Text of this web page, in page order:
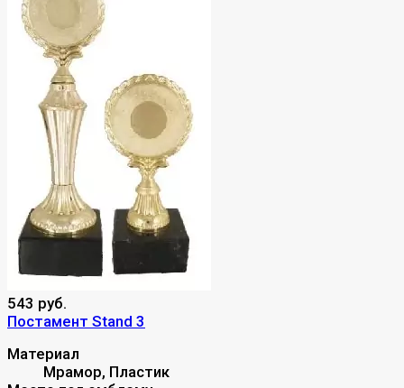
543 руб.
Постамент Stand 3
Материал
Мрамор, Пластик